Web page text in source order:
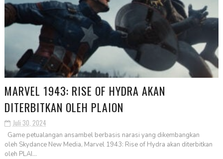
MARVEL 1943: RISE OF HYDRA AKAN
DITERBITKAN OLEH PLAION
Juli 30, 2024
Game petualangan ansambel berbasis narasi yang dikembangkan
oleh Skydance New Media, Marvel 1943: Rise of Hydra akan diterbitkan
oleh PLAI...